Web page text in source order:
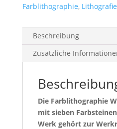
Farblithographie, Lithografie
Beschreibung
Zusätzliche
Die Farblithographie
mit sieben
Werk gehört zur